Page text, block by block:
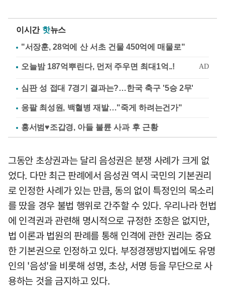
이시간 핫뉴스
"서장훈, 28억에 산 서초 건물 450억에 매물로"
심판 성 접대 7경기 결과는?…한국 축구 '5승 2무'
응팔 최성원, 백혈병 재발…"죽게 하려는건가"
홍서범♥조갑경, 아들 불륜 사과 후 근황
그동안 초상권과는 달리 음성권은 분쟁 사례가 크게 없
었다. 다만 최근 판례에서 음성권 역시 국민의 기본권리
로 인정한 사례가 있는 만큼, 동의 없이 특정인의 목소리
를 땄을 경우 불법 행위로 간주할 수 있다. 우리나라 헌법
에 인격권과 관련해 명시적으로 규정한 조항은 없지만,
법 이론과 법원의 판례를 통해 인격에 관한 권리는 중요
한 기본권으로 인정하고 있다. 부정경쟁방지법에도 유명
인의 '음성'을 비롯해 성명, 초상, 서명 등을 무단으로 사
용하는 것을 금지하고 있다.